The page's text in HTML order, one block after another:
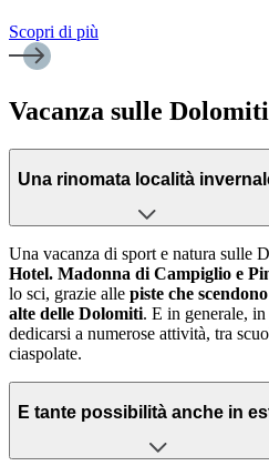
Scopri di più
Vacanza sulle Dolomiti
Una rinomata località
Una vacanza di sport e natura sulle
Hotel. Madonna di Campiglio e
lo sci, grazie alle piste che
alte delle Dolomiti. E in generale, in
dedicarsi a numerose attività, tra
ciaspolate.
E tante possibilità anche in